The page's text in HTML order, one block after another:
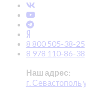
8 800 505-38-25
8 978 110-86-38
Наш адрес:
г. Севастополь